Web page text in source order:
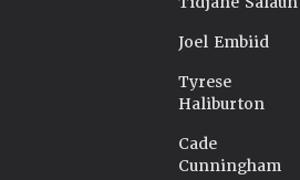
Joel Embiid
Tyrese
Haliburton
Cade
Cunningham